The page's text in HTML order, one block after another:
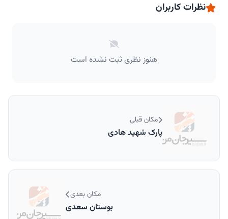
نظرات کاربران
هنوز نظری ثبت نشده است
مکان قبلی
پارک شهید هادی
مکان بعدی
بوستان سعدی